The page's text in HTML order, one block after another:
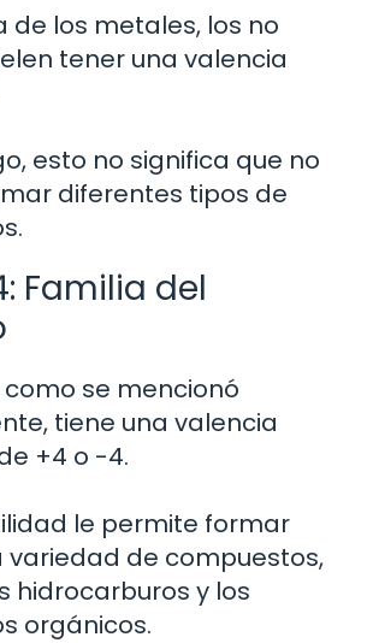
de los metales, los no
tener una valencia
esto no significa que no
diferentes tipos de
Familia del
como se mencionó
tiene una valencia
+4 o -4.
le permite formar
variedad de compuestos,
hidrocarburos y los
orgánicos.